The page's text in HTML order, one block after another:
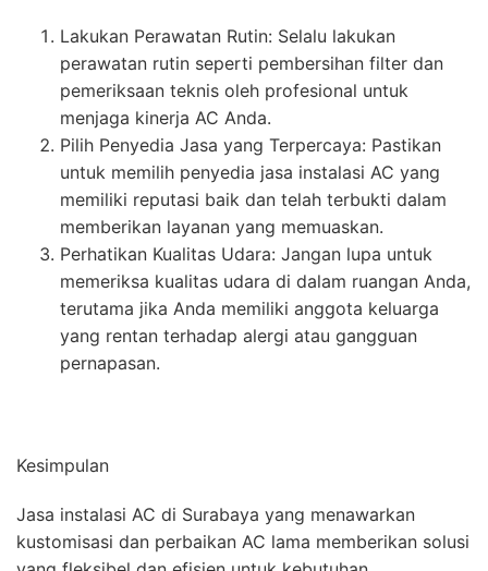
Lakukan Perawatan Rutin: Selalu lakukan
perawatan rutin seperti pembersihan filter dan
pemeriksaan teknis oleh profesional untuk
menjaga kinerja AC Anda.
Pilih Penyedia Jasa yang Terpercaya: Pastikan
untuk memilih penyedia jasa instalasi AC yang
memiliki reputasi baik dan telah terbukti dalam
memberikan layanan yang memuaskan.
Perhatikan Kualitas Udara: Jangan lupa untuk
memeriksa kualitas udara di dalam ruangan Anda,
terutama jika Anda memiliki anggota keluarga
yang rentan terhadap alergi atau gangguan
pernapasan.
Kesimpulan
Jasa instalasi AC di Surabaya yang menawarkan
kustomisasi dan perbaikan AC lama memberikan solusi